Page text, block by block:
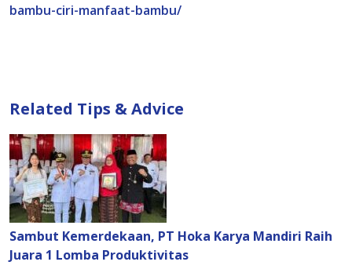
bambu-ciri-manfaat-bambu/
Related Tips & Advice
Sambut Kemerdekaan, PT Hoka Karya Mandiri Raih
Juara 1 Lomba Produktivitas